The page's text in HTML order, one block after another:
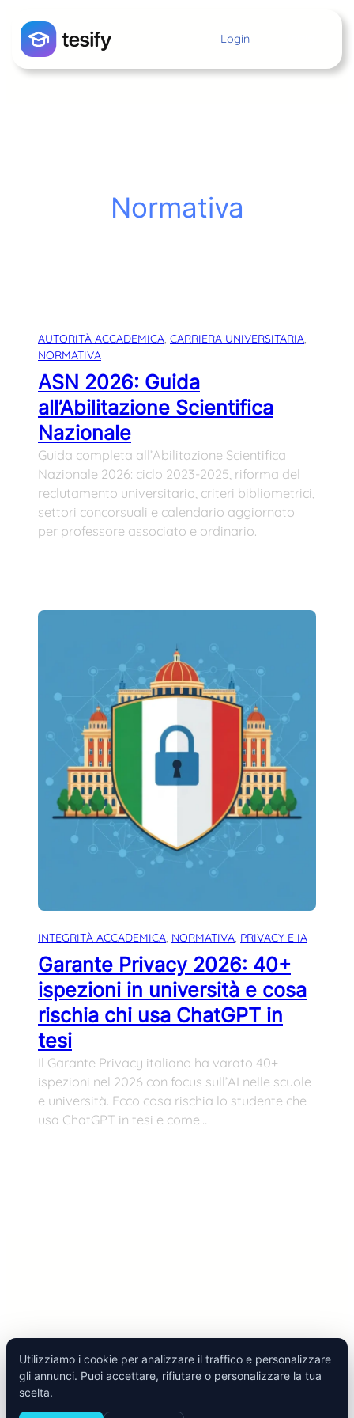
contenuto
Login
Normativa
AUTORITÀ ACCADEMICA, CARRIERA UNIVERSITARIA
NORMATIVA
ASN 2026: Guida
all’Abilitazione Scientifica
Nazionale
Guida completa all’Abilitazione Scientifica
Nazionale 2026: ciclo 2023-2025, riforma del
reclutamento universitario, criteri bibliometrici,
settori concorsuali e calendario aggiornato
per professore associato e ordinario.
INTEGRITÀ ACCADEMICA, NORMATIVA, PRIVACY E IA
Garante Privacy 2026: 40+
ispezioni in università e cosa
rischia chi usa ChatGPT in
tesi
Il Garante Privacy italiano ha varato 40+
ispezioni nel 2026 con focus sull’AI nelle scuole
e università. Ecco cosa rischia lo studente che
usa ChatGPT in tesi e come…
Tesify 2025 | All Rights Reserved |
Utilizziamo i cookie per analizzare il traffico e personalizzare
gli annunci. Puoi accettare, rifiutare o personalizzare la tua
scelta.